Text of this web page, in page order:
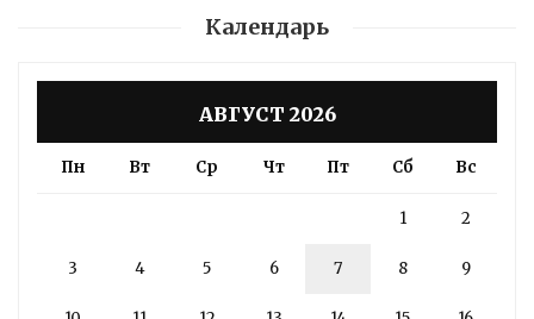
Календарь
АВГУСТ 2026
Пн Вт Ср Чт Пт Сб Вс
1 2
3 4 5 6 7 8 9